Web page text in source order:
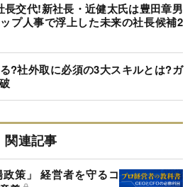
長交代!新社長・近健太氏は豊田章男
プ人事で浮上した未来の社長候補2
?社外取に必須の3大スキルとは?ガ
関連記事
策」 経営者を守るコ